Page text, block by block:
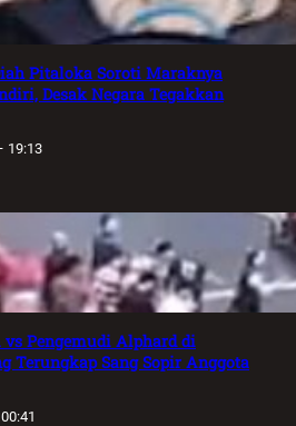
Pitaloka Soroti Maraknya
Desak Negara Tegakkan
19:13
vs Pengemudi Alphard di
Terungkap Sang Sopir Anggota